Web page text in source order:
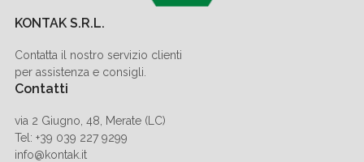
KONTAK S.R.L.
Contatta il nostro servizio clienti
per assistenza e consigli.
Contatti
via 2 Giugno, 48, Merate (LC)
Tel: +39 039 227 9299
info@kontak.it